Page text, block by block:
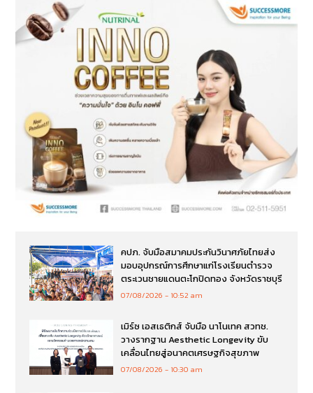
คปภ. จับมือสมาคมประกันวินาศภัยไทยส่ง
มอบอุปกรณ์การศึกษาแก่โรงเรียนตำรวจ
ตระเวนชายแดนตะโกปิดทอง จังหวัดราชบุรี
07/08/2026 10:52 am
เมิร์ซ เอสเธติกส์ จับมือ นาโนเทค สวทช.
วางรากฐาน Aesthetic Longevity ขับ
เคลื่อนไทยสู่อนาคตเศรษฐกิจสุขภาพ
07/08/2026 10:30 am